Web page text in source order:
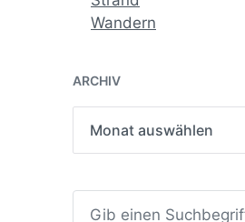
Wandern
ARCHIV
c
i